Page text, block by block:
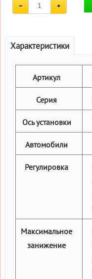
Характеристики
Артикул
Серия
Ось установки
Автомобили
Регулировка
Максимальное
занижение